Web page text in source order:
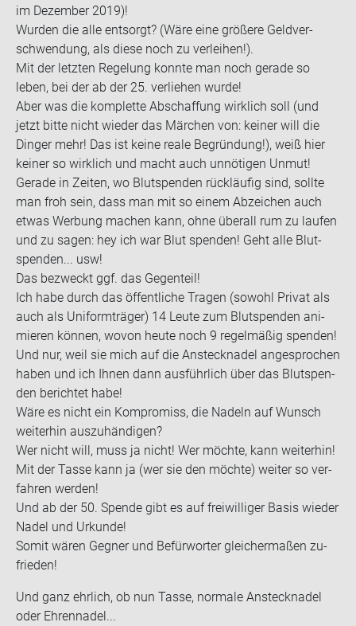
im De­zem­ber 2019)!
Wur­den die alle ent­sorgt? (Wäre eine grö­ße­re Geld­ver­
schwen­dung, als diese noch zu ver­lei­hen!).
Mit der letz­ten Re­ge­lung konn­te man noch ge­ra­de so
leben, bei der ab der 25. ver­lie­hen wurde!
Aber was die kom­plet­te Ab­schaf­fung wirk­lich soll (und
jetzt bitte nicht wie­der das Mär­chen von: kei­ner will die
Din­ger mehr! Das ist keine reale Be­grün­dung!), weiß hier
kei­ner so wirk­lich und macht auch un­nö­ti­gen Unmut!
Ge­ra­de in Zei­ten, wo Blut­spen­den rück­läu­fig sind, soll­te
man froh sein, dass man mit so einem Ab­zei­chen auch
etwas Wer­bung ma­chen kann, ohne über­all rum zu lau­fen
und zu sagen: hey ich war Blut spen­den! Geht alle Blut­
spen­den... usw!
Das be­zweckt ggf. das Ge­gen­teil!
Ich habe durch das öf­fent­li­che Tra­gen (so­wohl Pri­vat als
auch als Uni­form­trä­ger) 14 Leute zum Blut­spen­den ani­
mie­ren kön­nen, wovon heute noch 9 re­gel­mä­ßig spen­den!
Und nur, weil sie mich auf die An­steck­na­del an­ge­spro­chen
haben und ich Ihnen dann aus­führ­lich über das Blut­spen­
den be­rich­tet habe!
Wäre es nicht ein Kom­pro­miss, die Na­deln auf Wunsch
wei­ter­hin aus­zu­hän­di­gen?
Wer nicht will, muss ja nicht! Wer möch­te, kann wei­ter­hin!
Mit der Tasse kann ja (wer sie den möch­te) wei­ter so ver­
fah­ren wer­den!
Und ab der 50. Spen­de gibt es auf frei­wil­li­ger Basis wie­der
Nadel und Ur­kun­de!
Somit wären Geg­ner und Be­für­wor­ter glei­cher­ma­ßen zu­
frie­den!
Und ganz ehr­lich, ob nun Tasse, nor­ma­le An­steck­na­del
oder Eh­ren­na­del...